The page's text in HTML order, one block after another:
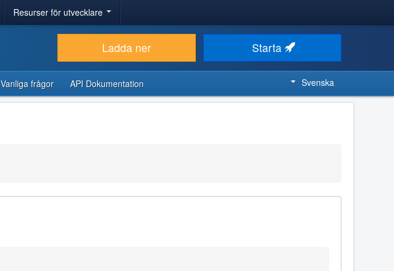
Resurser för utvecklare
Ladda ner Starta
Vanliga frågor API Dokumentation Svenska